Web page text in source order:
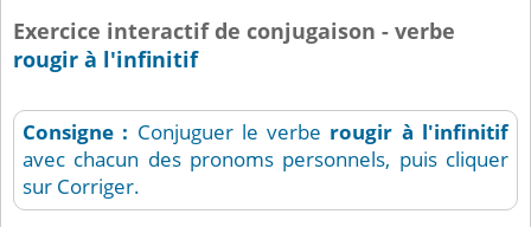
Exercice interactif de conjugaison - verbe
rougir à l'infinitif
Consigne : Conjuguer le verbe rougir à l'infinitif
avec chacun des pronoms personnels, puis cliquer
sur Corriger.